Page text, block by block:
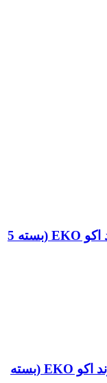
تیغه اره عمودبر آهن مدل T118A برند اکو EKO (بسته 5
تیغه اره عمودبر چوب مدل T114D برند اکو EKO (بسته